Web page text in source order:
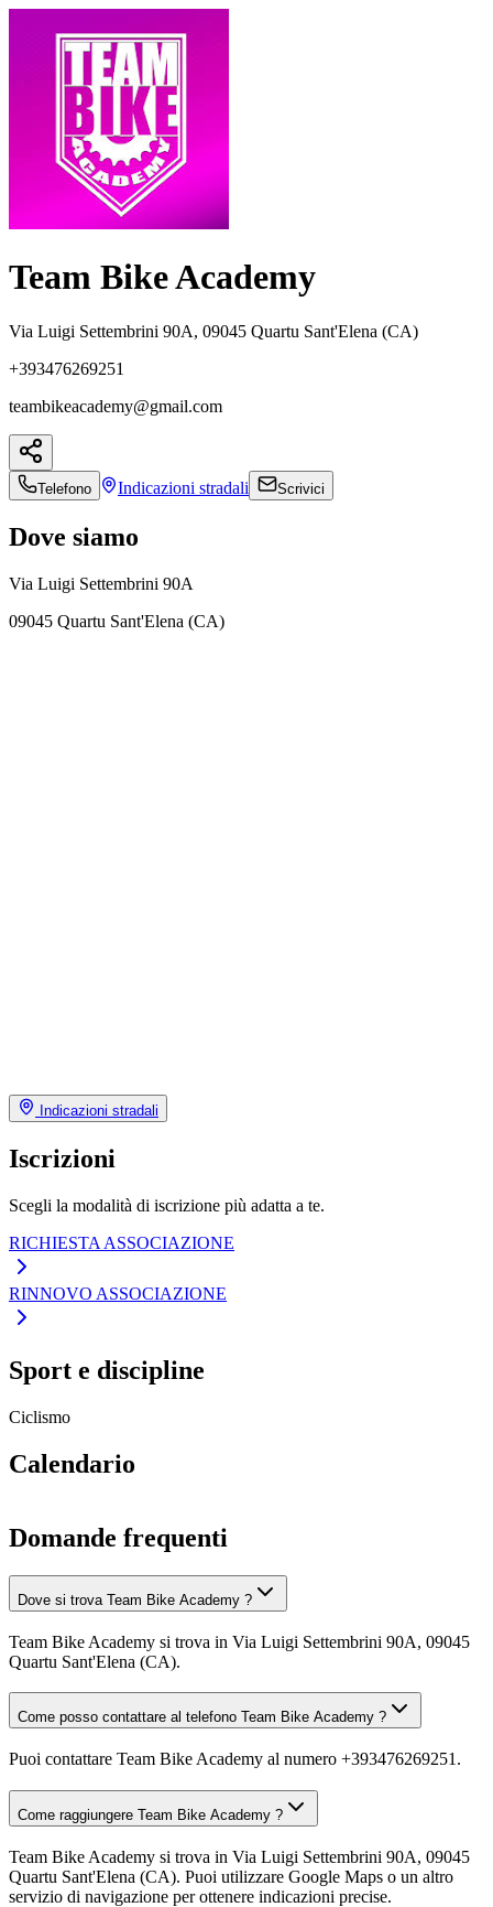
Team Bike Academy
Via Luigi Settembrini 90A, 09045 Quartu Sant'Elena (CA)
+393476269251
teambikeacademy@gmail.com
Telefono Indicazioni stradali Scrivici
Dove siamo
Via Luigi Settembrini 90A
09045 Quartu Sant'Elena (CA)
Indicazioni stradali
Iscrizioni
Scegli la modalità di iscrizione più adatta a te.
RICHIESTA ASSOCIAZIONE
RINNOVO ASSOCIAZIONE
Sport e discipline
Ciclismo
Calendario
Domande frequenti
Dove si trova Team Bike Academy ?
Team Bike Academy si trova in Via Luigi Settembrini 90A, 09045
Quartu Sant'Elena (CA).
Come posso contattare al telefono Team Bike Academy ?
Puoi contattare Team Bike Academy al numero +393476269251.
Come raggiungere Team Bike Academy ?
Team Bike Academy si trova in Via Luigi Settembrini 90A, 09045
Quartu Sant'Elena (CA). Puoi utilizzare Google Maps o un altro
servizio di navigazione per ottenere indicazioni precise.